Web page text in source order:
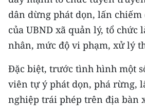
CHƯƠNG TRÌNH OCOP - MỖI XÃ
MỘT SẢN PHẨM
RADIO
MEDIA CENTER
E-Magazine
dân dừng phát dọn, lấn
của UBND xã quản lý, tổ chức
nhân, mức độ vi phạm, xử lý
Đặc biệt, trước tình hình một
viên tự ý phát dọn, phá rừng,
nghiệp trái phép trên địa bàn